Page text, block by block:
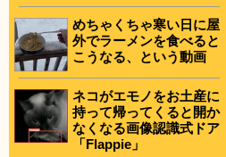
めちゃくちゃ寒い日に屋
外でラーメンを食べると
こうなる、という動画
ネコがエモノをお土産に
持って帰ってくると開か
なくなる画像認識式ドア
「Flappie」